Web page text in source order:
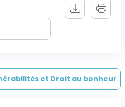
et Droit au bonheur